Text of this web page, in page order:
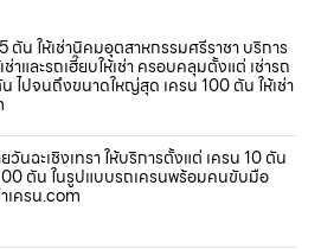
ตัน ให้เช่านิคมอุตสาหกรรมศรีราชา บริการ
ช่าและรถเฮี๊ยบให้เช่า ครอบคลุมตั้งแต่ เช่ารถ
ไปจนถึงขนาดใหญ่สุด เครน 100 ตัน ให้เช่า
วันฉะเชิงเทรา ให้บริการตั้งแต่ เครน 10 ตัน
ตัน ในรูปแบบรถเครนพร้อมคนขับมือ
เครน.com